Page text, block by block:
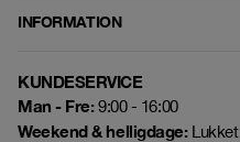
INFORMATION
KUNDESERVICE
Man - Fre:9:00 - 16:00
Weekend & helligdage:Lukket